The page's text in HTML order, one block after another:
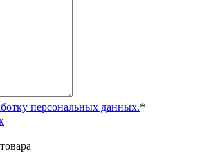
персональных данных.*